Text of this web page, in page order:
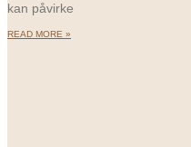
kan påvirke
READ MORE »